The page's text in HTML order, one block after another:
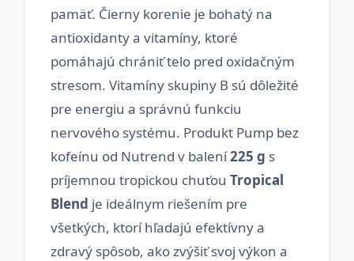
pamäť. Čierny korenie je bohatý na
antioxidanty a vitamíny, ktoré
pomáhajú chrániť telo pred oxidačným
stresom. Vitamíny skupiny B sú dôležité
pre energiu a správnú funkciu
nervového systému. Produkt Pump bez
kofeínu od Nutrend v balení225 g s
príjemnou tropickou chuťou Tropical
Blend je ideálnym riešením pre
všetkých, ktorí hľadajú efektívny a
zdravý spôsob, ako zvýšiť svoj výkon a